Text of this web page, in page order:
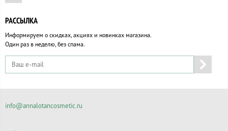
РАССЫЛКА
Информируем о скидках, акциях и новинках магазина.
Один раз в неделю, без спама.
info@annalotancosmetic.ru